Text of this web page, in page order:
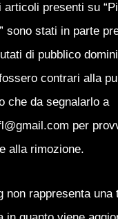
articoli presenti su
sono stati in parte
di pubblico
contrari alla
che da segnalarlo a
per
alla rimozione.
non rappresenta una